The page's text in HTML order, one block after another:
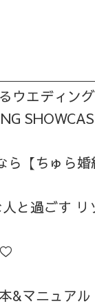
ウエディン
ら【ちゅら
と過ごす
♡
&マニュアル